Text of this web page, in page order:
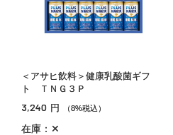
＜アサヒ飲料＞健康乳酸菌ギフ
ト ＴＮＧ３Ｐ
3,240 円 （8%税込）
在庫：✕